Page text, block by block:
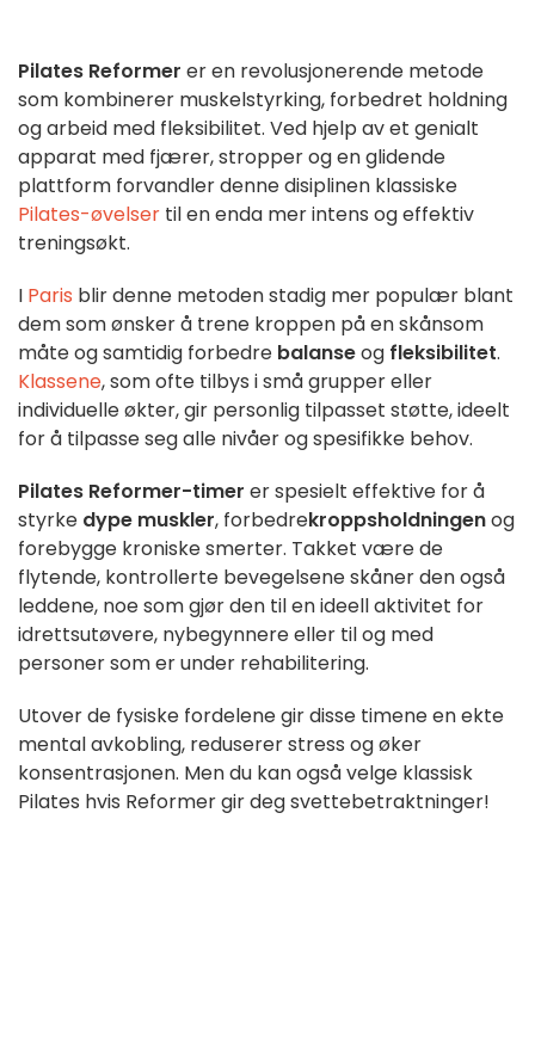
Pilates Reformer er en revolusjonerende metode
som kombinerer muskelstyrking, forbedret holdning
og arbeid med fleksibilitet. Ved hjelp av et genialt
apparat med fjærer, stropper og en glidende
plattform forvandler denne disiplinen klassiske
Pilates-øvelser til en enda mer intens og effektiv
treningsøkt.
I Paris blir denne metoden stadig mer populær blant
dem som ønsker å trene kroppen på en skånsom
måte og samtidig forbedre balanseog fleksibilitet.
Klassene, som ofte tilbys i små grupper eller
individuelle økter, gir personlig tilpasset støtte, ideelt
for å tilpasse seg alle nivåer og spesifikke behov.
Pilates Reformer-timer er spesielt effektive for å
styrke dype muskler, forbedrekroppsholdningenog
forebygge kroniske smerter. Takket være de
flytende, kontrollerte bevegelsene skåner den også
leddene, noe som gjør den til en ideell aktivitet for
idrettsutøvere, nybegynnere eller til og med
personer som er under rehabilitering.
Utover de fysiske fordelene gir disse timene en ekte
mental avkobling, reduserer stress og øker
konsentrasjonen. Men du kan også velge klassisk
Pilates hvis Reformer gir deg svettebetraktninger!